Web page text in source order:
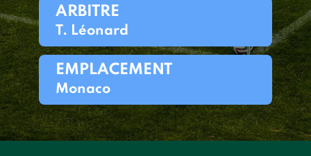
ARBITRE
T. Léonard
EMPLACEMENT
Monaco